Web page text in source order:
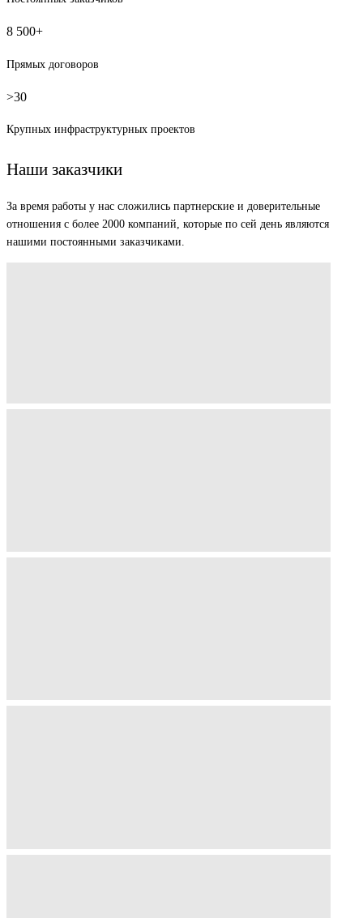
8 500+
Прямых договоров
>30
Крупных инфраструктурных проектов
Наши заказчики
За время работы у нас сложились партнерские и доверительные
отношения с более 2000 компаний, которые по сей день являются
нашими постоянными заказчиками.